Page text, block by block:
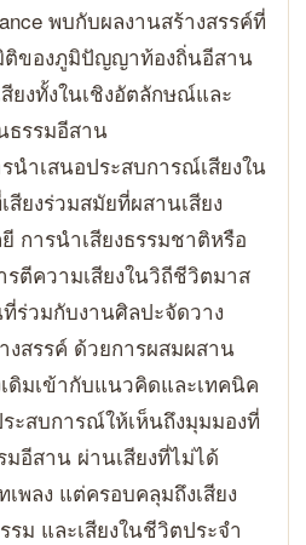
พบกับผลงานสร้างสรรค์ที่
ของภูมิปัญญาท้องถิ่นอีสาน
ยงทั้งในเชิงอัตลักษณ์และ
รรมอีสาน
นำเสนอประสบการณ์เสียงใน
สียงร่วมสมัยที่ผสานเสียง
การนำเสียงธรรมชาติหรือ
รตีความเสียงในวิถีชีวิตมาส
ร่วมกับงานศิลปะจัดวาง
งสรรค์ ด้วยการผสมผสาน
ดิมเข้ากับแนวคิดและเทคนิค
ะสบการณ์ให้เห็นถึงมุมมองที่
อีสาน ผ่านเสียงที่ไม่ได้
พลง แต่ครอบคลุมถึงเสียง
รม และเสียงในชีวิตประจำ